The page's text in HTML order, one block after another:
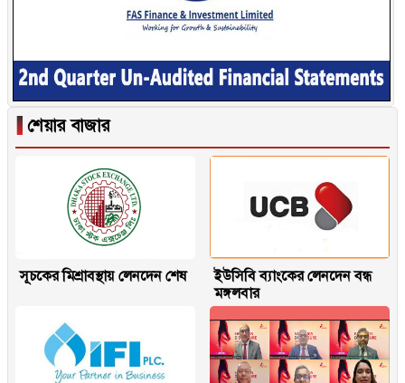
▐ শেয়ার বাজার
সূচকের মিশ্রাবস্থায় লেনদেন শেষ
ইউসিবি ব্যাংকের লেনদেন বন্ধ
মঙ্গলবার